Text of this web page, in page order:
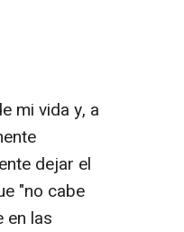
mi vida y, a
dejar el
"no cabe
en las